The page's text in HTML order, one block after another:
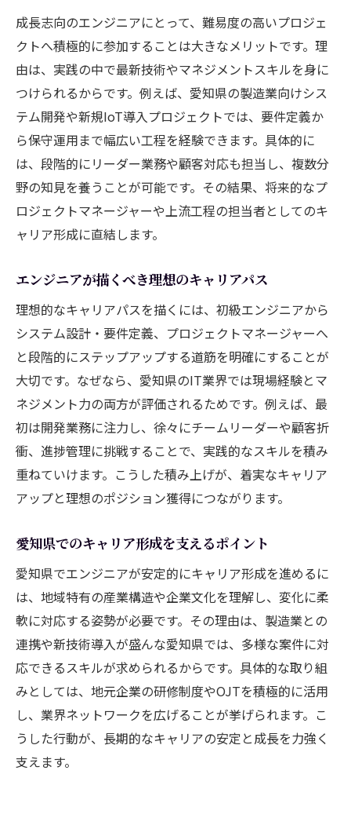
成長志向のエンジニアにとって、難易度の高いプロジェ
クトへ積極的に参加することは大きなメリットです。理
由は、実践の中で最新技術やマネジメントスキルを身に
つけられるからです。例えば、愛知県の製造業向けシス
テム開発や新規IoT導入プロジェクトでは、要件定義か
ら保守運用まで幅広い工程を経験できます。具体的に
は、段階的にリーダー業務や顧客対応も担当し、複数分
野の知見を養うことが可能です。その結果、将来的なプ
ロジェクトマネージャーや上流工程の担当者としてのキ
ャリア形成に直結します。
エンジニアが描くべき理想のキャリアパス
理想的なキャリアパスを描くには、初級エンジニアから
システム設計・要件定義、プロジェクトマネージャーへ
と段階的にステップアップする道筋を明確にすることが
大切です。なぜなら、愛知県のIT業界では現場経験とマ
ネジメント力の両方が評価されるためです。例えば、最
初は開発業務に注力し、徐々にチームリーダーや顧客折
衝、進捗管理に挑戦することで、実践的なスキルを積み
重ねていけます。こうした積み上げが、着実なキャリア
アップと理想のポジション獲得につながります。
愛知県でのキャリア形成を支えるポイント
愛知県でエンジニアが安定的にキャリア形成を進めるに
は、地域特有の産業構造や企業文化を理解し、変化に柔
軟に対応する姿勢が必要です。その理由は、製造業との
連携や新技術導入が盛んな愛知県では、多様な案件に対
応できるスキルが求められるからです。具体的な取り組
みとしては、地元企業の研修制度やOJTを積極的に活用
し、業界ネットワークを広げることが挙げられます。こ
うした行動が、長期的なキャリアの安定と成長を力強く
支えます。